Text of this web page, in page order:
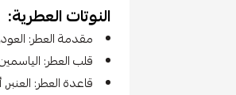
النوتات العطرية:
مقدمة العطر:
قلب العطر:
قاعدة العطر: